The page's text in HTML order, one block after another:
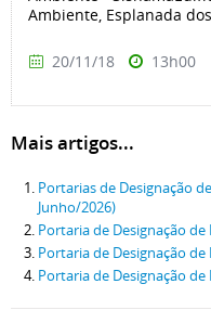
Ambiente, Esplanada
20/11/18 13h00
Mais artigos...
Portarias de Designação
Junho/2026)
Portaria de Designação
Portaria de Designação
Portaria de Designação